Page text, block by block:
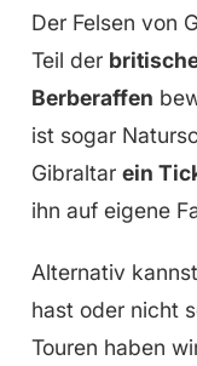
Der Felsen von
Teil der
Berberaffen
ist sogar
Gibraltar ein
ihn auf eigene
Alternativ
hast oder nicht
Touren haben